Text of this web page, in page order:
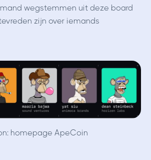
wegstemmen uit deze board
zijn over iemands
homepage ApeCoin